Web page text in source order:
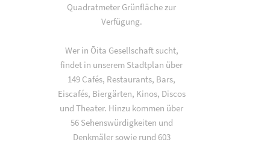
Quadratmeter Grünfläche zur
Verfügung.
Wer in Ōita Gesellschaft sucht,
findet in unserem Stadtplan über
149 Cafés, Restaurants, Bars,
Eiscafés, Biergärten, Kinos, Discos
und Theater. Hinzu kommen über
56 Sehenswürdigkeiten und
Denkmäler sowie rund 603